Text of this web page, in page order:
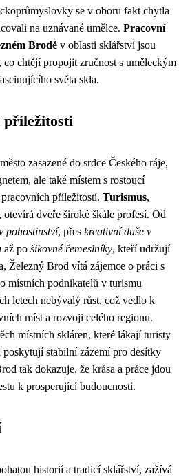
se v oboru fakt chytla
na uznávané umělce. Pracovní
Brodě v oblasti sklářství jsou
co chtějí propojit zručnost s uměleckým
světa skla.
příležitosti
zasazené do srdce Českého ráje,
ale také místem s rostoucí
příležitostí. Turismus,
dveře široké škále profesí. Od
pohostinství, přes kreativní duše v
až po šikovné řemeslníky, kteří udržují
Železný Brod vítá zájemce o práci s
místních podnikatelů v turismu
letech nebývalý růst, což vedlo k
míst a rozvoji celého regionu.
místních skláren, které lákají turisty
poskytují stabilní zázemí pro desítky
tak dokazuje, že krása a práce jdou
k prosperující budoucnosti.
historií a tradicí sklářství, zažívá